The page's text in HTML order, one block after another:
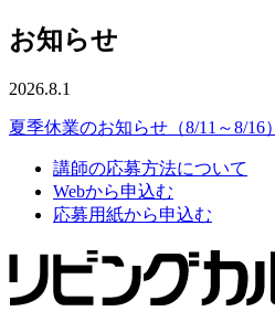
お知らせ
2026.8.1
夏季休業のお知らせ（8/11～8/16）
講師の応募方法について
Webから申込む
応募用紙から申込む